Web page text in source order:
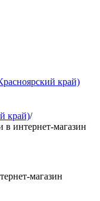
край)
край)/
в интернет-магазин
магазин